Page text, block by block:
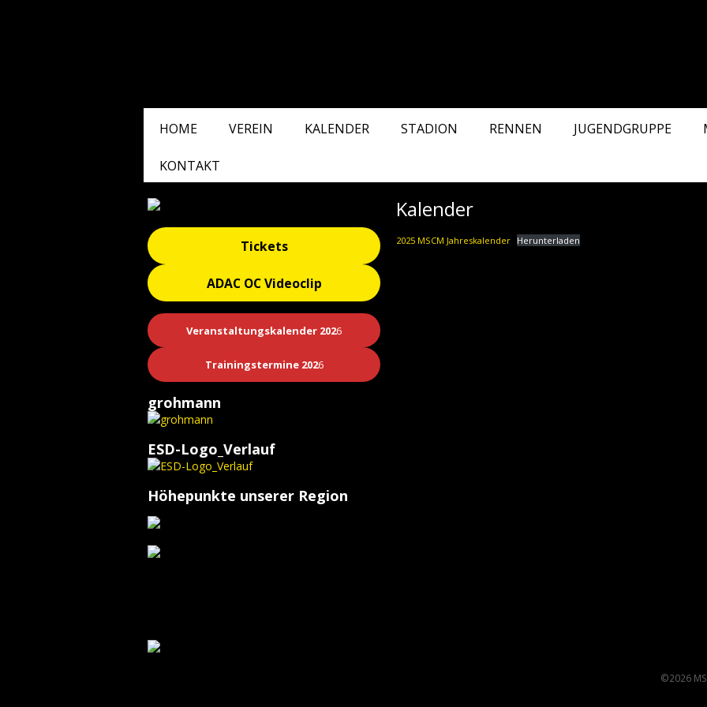
HOME VEREIN KALENDER STADION RENNEN JUGENDGRUPPE
KONTAKT
Kalender
2025 MSCM Jahreskalender Herunterladen
Tickets
ADAC OC Videoclip
Veranstaltungskalender 2026
Trainingstermine 2026
grohmann
ESD-Logo_Verlauf
Höhepunkte unserer Region
©2026